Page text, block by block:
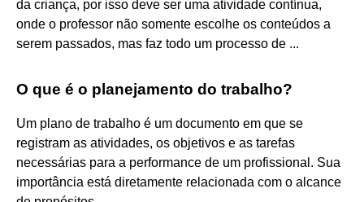
da criança, por isso deve ser uma atividade contínua,
onde o professor não somente escolhe os conteúdos a
serem passados, mas faz todo um processo de ...
O que é o planejamento do trabalho?
Um plano de trabalho é um documento em que se
registram as atividades, os objetivos e as tarefas
necessárias para a performance de um profissional. Sua
importância está diretamente relacionada com o alcance